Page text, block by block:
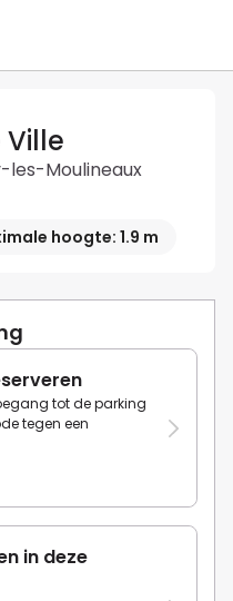
les-Moulineaux
hoogte: 1.9 m
tot de parking
tegen een
in deze